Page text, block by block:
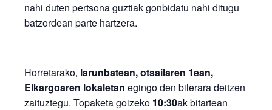
nahi duten pertsona guztiak gonbidatu nahi ditugu
batzordean parte hartzera.
Horretarako, larunbatean, otsailaren 1ean,
Elkargoaren lokaletan egingo den bilerara deitzen
zaituztegu. Topaketa goizeko 10:30ak bitartean